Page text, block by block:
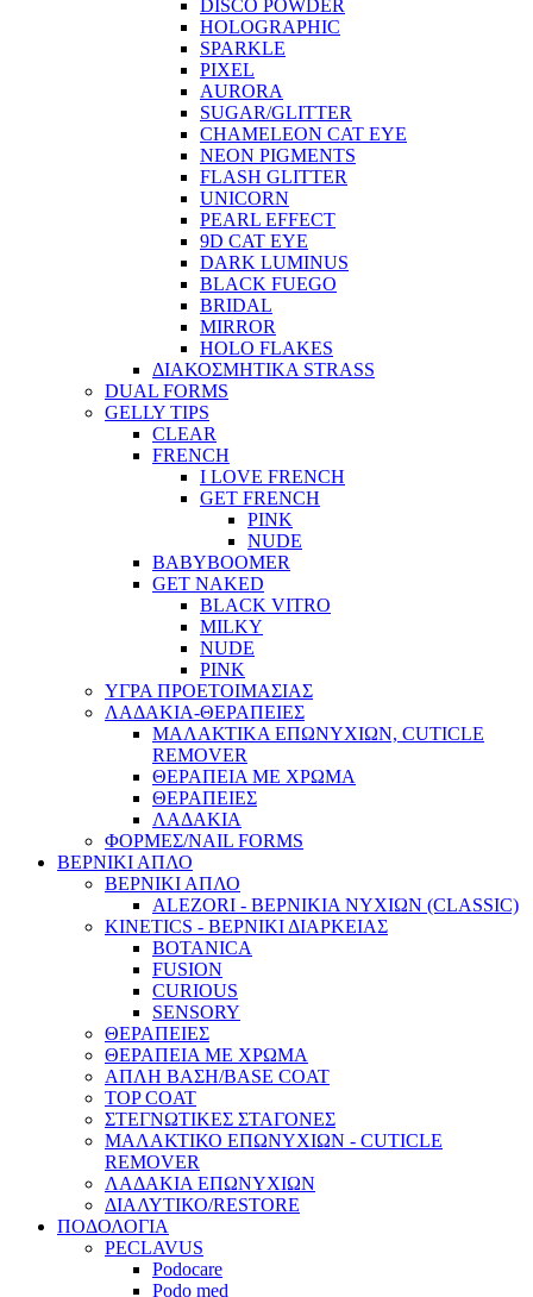
DISCO POWDER
HOLOGRAPHIC
SPARKLE
PIXEL
AURORA
SUGAR/GLITTER
CHAMELEON CAT EYE
NEON PIGMENTS
FLASH GLITTER
UNICORN
PEARL EFFECT
9D CAT EYE
DARK LUMINUS
BLACK FUEGO
BRIDAL
MIRROR
HOLO FLAKES
ΔΙΑΚΟΣΜΗΤΙΚΑ STRASS
DUAL FORMS
GELLY TIPS
CLEAR
FRENCH
I LOVE FRENCH
GET FRENCH
PINK
NUDE
BABYBOOMER
GET NAKED
BLACK VITRO
MILKY
NUDE
PINK
ΥΓΡΑ ΠΡΟΕΤΟΙΜΑΣΙΑΣ
ΛΑΔΑΚΙΑ-ΘΕΡΑΠΕΙΕΣ
ΜΑΛΑΚΤΙΚΑ ΕΠΩΝΥΧΙΩΝ, CUTICLE
REMOVER
ΘΕΡΑΠΕΙΑ ΜΕ ΧΡΩΜΑ
ΘΕΡΑΠΕΙΕΣ
ΛΑΔΑΚΙΑ
ΦΟΡΜΕΣ/NAIL FORMS
ΒΕΡΝΙΚΙ ΑΠΛΟ
ΒΕΡΝΙΚΙ ΑΠΛΟ
ALEZORI - ΒΕΡΝΙΚΙΑ ΝΥΧΙΩΝ (CLASSIC)
KINETICS - ΒΕΡΝΙΚΙ ΔΙΑΡΚΕΙΑΣ
BOTANICA
FUSION
CURIOUS
SENSORY
ΘΕΡΑΠΕΙΕΣ
ΘΕΡΑΠΕΙΑ ΜΕ ΧΡΩΜΑ
ΑΠΛΗ ΒΑΣΗ/BASE COAT
TOP COAT
ΣΤΕΓΝΩΤΙΚΕΣ ΣΤΑΓΟΝΕΣ
ΜΑΛΑΚΤΙΚΟ ΕΠΩΝΥΧΙΩΝ - CUTICLE
REMOVER
ΛΑΔΑΚΙΑ ΕΠΩΝΥΧΙΩΝ
ΔΙΑΛΥΤΙΚΟ/RESTORE
ΠΟΔΟΛΟΓΙΑ
PECLAVUS
Podocare
Podo med